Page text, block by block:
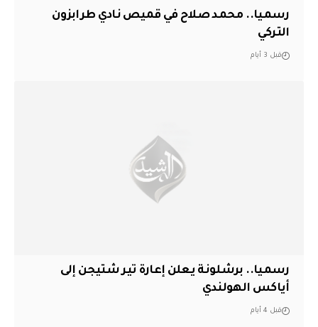
رسميا.. محمد صلاح في قميص نادي طرابزون
التركي
قبل 3 أيام
رسميا.. برشلونة يعلن إعارة تير شتيجن إلى
أياكس الهولندي
قبل 4 أيام